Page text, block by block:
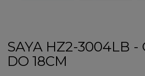
SAYA HZ2-3004LB -
DO 18CM